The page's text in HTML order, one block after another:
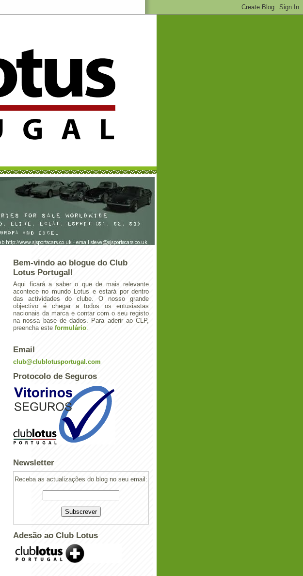
Bem-vindo ao blogue do Club
Lotus Portugal!
Aqui ficará a saber o que de mais relevante
acontece no mundo Lotus e estará por dentro
das actividades do clube. O nosso grande
objectivo é chegar a todos os entusiastas
nacionais da marca e contar com o seu registo
na nossa base de dados. Para aderir ao CLP,
preencha este formulário.
Email
club@clublotusportugal.com
Protocolo de Seguros
Newsletter
Receba as actualizações do blog no seu email:
Adesão ao Club Lotus